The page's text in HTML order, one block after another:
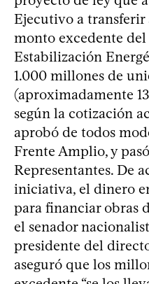
Ejecutivo a transferir
monto excedente del
Estabilización
1.000 millones de
(aproximadamente
según la cotización
aprobó de todos
Frente Amplio, y
Representantes. De
iniciativa, el dinero
para financiar obras
el senador
presidente del
aseguró que los